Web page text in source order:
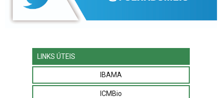
LINKS ÚTEIS
IBAMA
ICMBio